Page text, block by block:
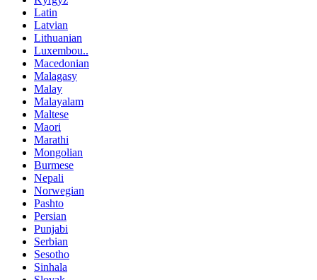
Latin
Latvian
Lithuanian
Luxembou..
Macedonian
Malagasy
Malay
Malayalam
Maltese
Maori
Marathi
Mongolian
Burmese
Nepali
Norwegian
Pashto
Persian
Punjabi
Serbian
Sesotho
Sinhala